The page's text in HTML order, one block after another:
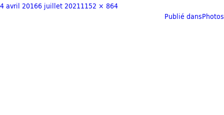
4 avril 20166 juillet 20211152 × 864
Publié dansPhotos